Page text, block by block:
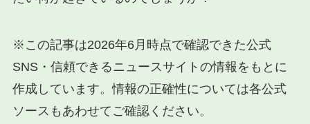
※この記事は2026年6月時点で確認できた公式
SNS・信頼できるニュースサイトの情報をもとに
作成しています。情報の正確性については各公式
ソースもあわせてご確認ください。